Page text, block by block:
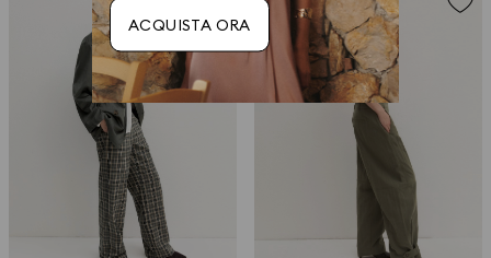
ACQUISTA ORA